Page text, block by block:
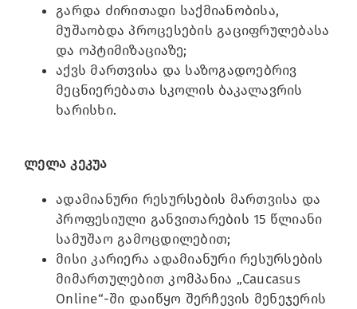
გარდა ძირითადი საქმიანობისა,
მუშაობდა პროცესების გაციფრულებასა
და ოპტიმიზაციაზე;
აქვს მართვისა და საზოგადოებრივ
მეცნიერებათა სკოლის ბაკალავრის
ხარისხი.
ლელა კეკუა
ადამიანური რესურსების მართვისა და
პროფესიული განვითარების 15 წლიანი
სამუშაო გამოცდილებით;
მისი კარიერა ადამიანური რესურსების
მიმართულებით კომპანია „Caucasus
Online“-ში დაიწყო შერჩევის მენეჯერის